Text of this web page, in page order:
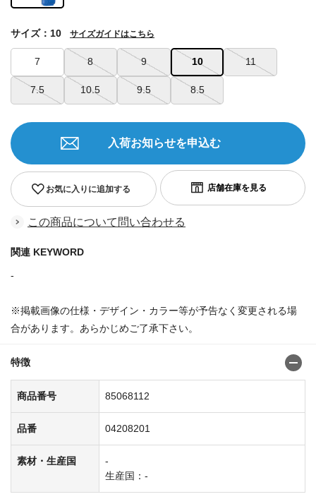
7 8 9 10 11
7.5 10.5 9.5 8.5
サイズ：10 サイズガイドはこちら
お気に入りに追加する
入荷お知らせを申込む
この商品について問い合わせる
関連 KEYWORD
-
※掲載画像の仕様・デザイン・カラー等が予告なく変更される場
合があります。あらかじめご了承下さい。
特徴
商品番号 85068112
品番 04208201
素材・生産国
-
生産国：-